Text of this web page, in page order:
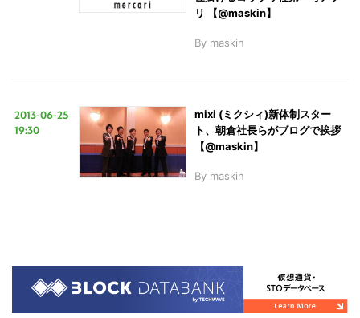
リ 【@maskin】
By maskin
2013-06-25
19:30
mixi (ミクシィ)新体制スター
ト、朝倉社長らがブログで挨拶
【@maskin】
By maskin